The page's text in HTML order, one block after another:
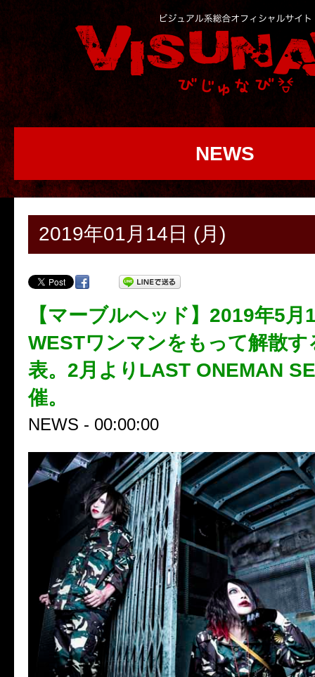
NEWS
2019年01月14日 (月)
【マーブルヘッド】2019年5月
WESTワンマンをもって解散す
表。2月よりLAST ONEMAN
催。
NEWS - 00:00:00